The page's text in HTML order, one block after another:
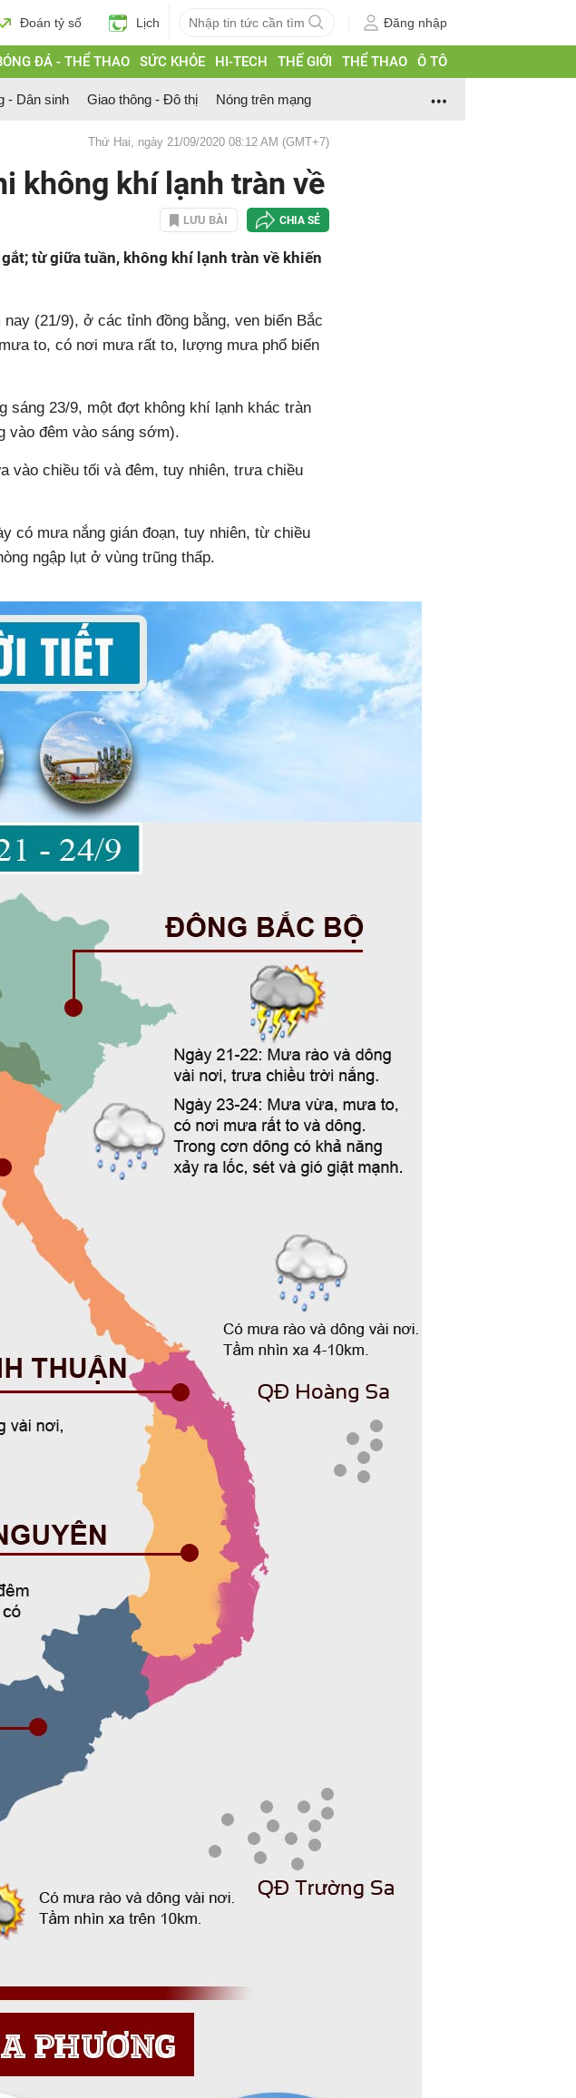
Đoán tỷ số Lịch Đăng nhập
ĐÁ - THỂ THAO SỨC KHỎE HI-TECH THẾ GIỚI THỂ THAO Ô TÔ
- Dân sinh Giao thông - Đô thị Nóng trên mạng
Thứ Hai, ngày 21/09/2020 08:12 AM (GMT+7)
không khí lạnh tràn về
LƯU BÀI CHIA SẺ
từ giữa tuần, không khí lạnh tràn về khiến
(21/9), ở các tỉnh đồng bằng, ven biển Bắc
to, có nơi mưa rất to, lượng mưa phổ biến
sáng 23/9, một đợt không khí lạnh khác tràn
vào đêm vào sáng sớm).
vào chiều tối và đêm, tuy nhiên, trưa chiều
có mưa nắng gián đoạn, tuy nhiên, từ chiều
ngập lụt ở vùng trũng thấp.